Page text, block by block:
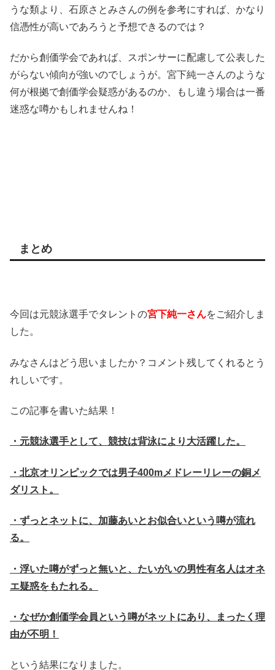
うな類より、石原さとみさんの例を参考にすれば、かなり
信憑性が高いであろうと予想できるのでは？
だから創価学会であれば、スポンサーに配慮して公表した
がらない傾向が強いのでしょうが。宮下純一さんのような
何が根拠で創価学会疑惑があるのか、もし違う場合は一番
迷惑な噂かもしれませんね！
まとめ
今回は元競泳選手でタレントの宮下純一さんをご紹介しま
した。
みなさんはどう思いましたか？コメント残してくれるとう
れしいです。
この記事を書いた結果！
・元競泳選手として、競技は背泳により大活躍した。
・北京オリンピックでは男子400mメドレーリレーの銅メ
ダリスト。
・ずっとネットに、加藤あいとお似合いという噂が流れ
る。
・浮いた噂がずっと無いと、たいがいの男性有名人はオネ
エ疑惑をもたれる。
・なぜか創価学会員という噂がネットにあり、まったく理
由が不明！
という結果になりました。